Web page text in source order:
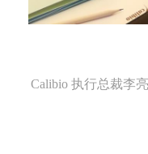
Calibio 执行总裁李